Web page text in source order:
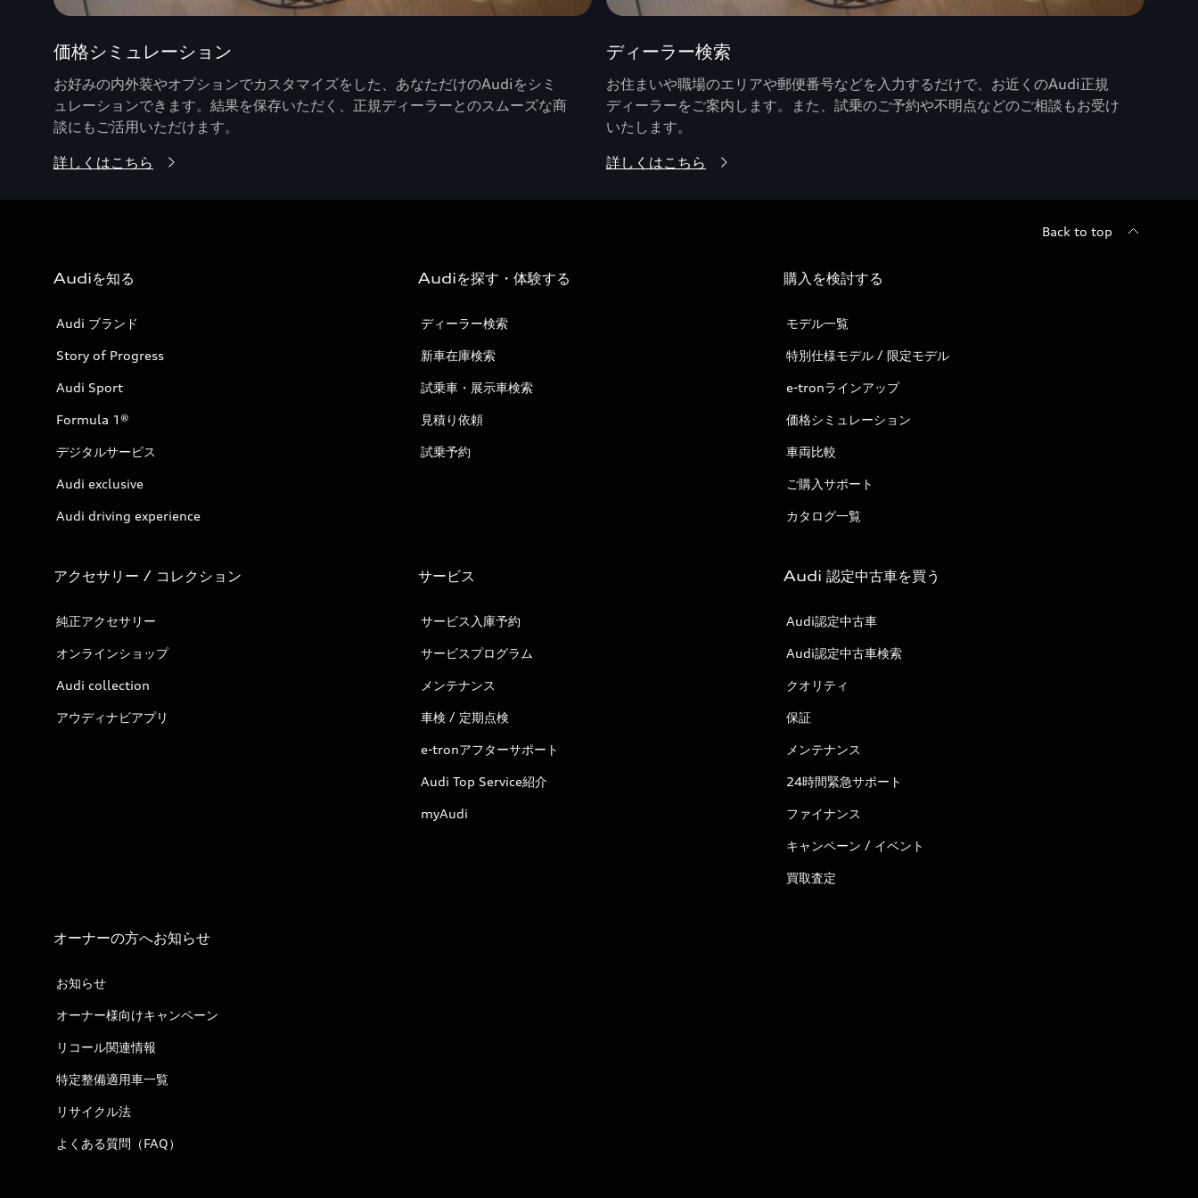
価格シミュレーション
お好みの内外装やオプションでカスタマイズをした、あなただけのAudiをシミ
ュレーションできます。結果を保存いただく、正規ディーラーとのスムーズな商
談にもご活用いただけます。
詳しくはこちら
ディーラー検索
お住まいや職場のエリアや郵便番号などを入力するだけで、お近くのAudi正規
ディーラーをご案内します。また、試乗のご予約や不明点などのご相談もお受け
いたします。
詳しくはこちら
Back to top
Audiを知る
Audi ブランド
Story of Progress
Audi Sport
Formula 1®
デジタルサービス
Audi exclusive
Audi driving experience
Audiを探す・体験する
ディーラー検索
新車在庫検索
試乗車・展示車検索
見積り依頼
試乗予約
購入を検討する
モデル一覧
特別仕様モデル / 限定モデル
e-tronラインアップ
価格シミュレーション
車両比較
ご購入サポート
カタログ一覧
アクセサリー / コレクション
純正アクセサリー
オンラインショップ
Audi collection
アウディナビアプリ
サービス
サービス入庫予約
サービスプログラム
メンテナンス
車検 / 定期点検
e-tronアフターサポート
Audi Top Service紹介
myAudi
Audi 認定中古車を買う
Audi認定中古車
Audi認定中古車検索
クオリティ
保証
メンテナンス
24時間緊急サポート
ファイナンス
キャンペーン / イベント
買取査定
オーナーの方へお知らせ
お知らせ
オーナー様向けキャンペーン
リコール関連情報
特定整備適用車一覧
リサイクル法
よくある質問（FAQ）